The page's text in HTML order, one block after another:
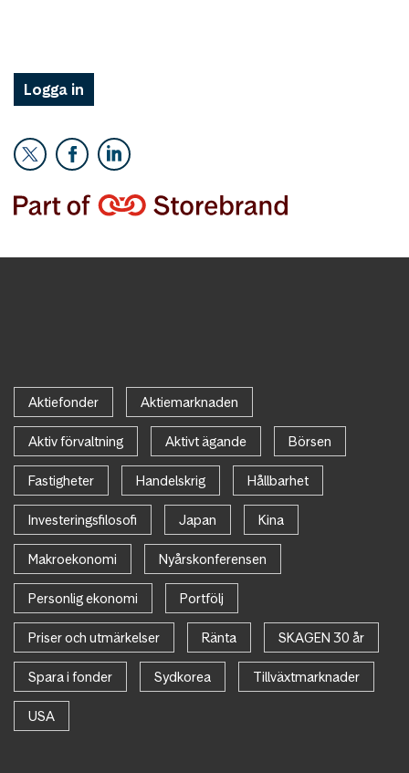
Logga in
Aktiefonder Aktiemarknaden
Aktiv förvaltning Aktivt ägande Börsen
Fastigheter Handelskrig Hållbarhet
Investeringsfilosofi Japan Kina
Makroekonomi Nyårskonferensen
Personlig ekonomi Portfölj
Priser och utmärkelser Ränta SKAGEN 30 år
Spara i fonder Sydkorea Tillväxtmarknader
USA